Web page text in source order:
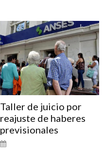
Taller de juicio por
reajuste de haberes
previsionales